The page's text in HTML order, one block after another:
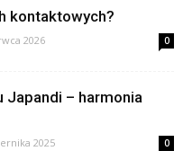
kontaktowych?
2026 0
Japandi – harmonia
2025 0